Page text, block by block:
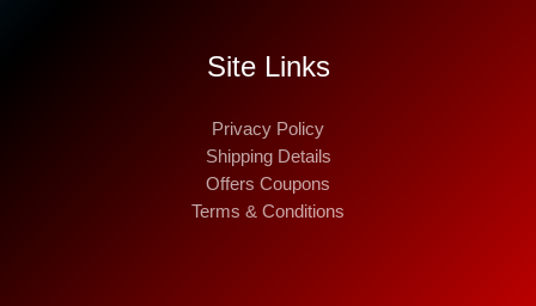
Site Links
Privacy Policy
Shipping Details
Offers Coupons
Terms & Conditions